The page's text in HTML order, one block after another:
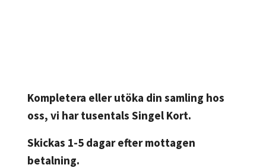
Kompletera eller utöka din samling hos
oss, vi har tusentals Singel Kort.
Skickas 1-5 dagar efter mottagen
betalning.